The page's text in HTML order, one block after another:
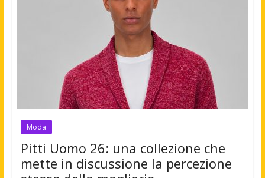
Moda
Pitti Uomo 26: una collezione che
mette in discussione la percezione